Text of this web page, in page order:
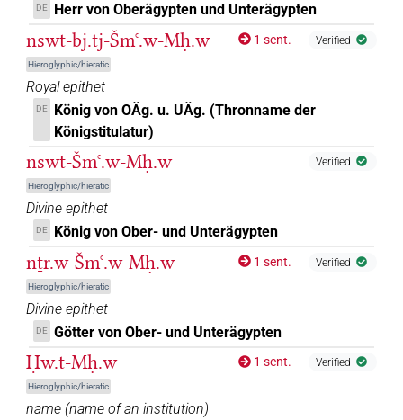
DE Herr von Oberägypten und Unterägypten
nswt-bj.tj-Šmꜥ.w-Mḥ.w
Hieroglyphic/hieratic
1 sent. Verified
Royal epithet
DE
König von OÄg. u. UÄg. (Thronname der
Königstitulatur)
nswt-Šmꜥ.w-Mḥ.w
Hieroglyphic/hieratic
Verified
Divine epithet
DE König von Ober- und Unterägypten
nṯr.w-Šmꜥ.w-Mḥ.w
Hieroglyphic/hieratic
1 sent. Verified
Divine epithet
DE Götter von Ober- und Unterägypten
Ḥw.t-Mḥ.w
Hieroglyphic/hieratic
1 sent. Verified
name (name of an institution)